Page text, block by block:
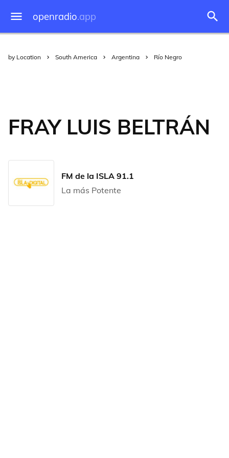
openradio.app
by Location South America Argentina Río Negro
FRAY LUIS BELTRÁN
FM de la ISLA 91.1
La más Potente